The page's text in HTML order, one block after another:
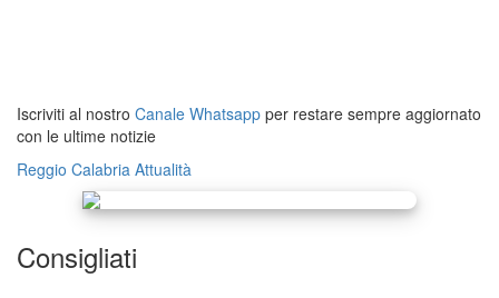
Iscriviti al nostro Canale Whatsapp per restare sempre aggiornato
con le ultime notizie
Reggio Calabria Attualità
Consigliati